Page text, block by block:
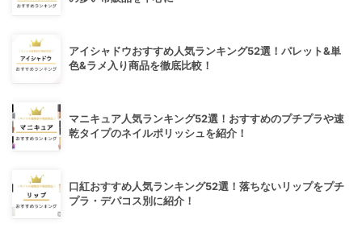
アイシャドウおすすめ人気ランキング52選！パレット&単
色&ラメ入り商品を徹底比較！
マニキュア人気ランキング52選！おすすめのプチプラや速
乾タイプのネイルポリッシュを紹介！
口紅おすすめ人気ランキング52選！落ちないリップをプチ
プラ・デパコス別に紹介！